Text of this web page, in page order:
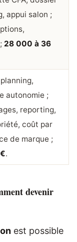
appui salon ;
28 000 à 36
autonomie ;
reporting,
coût par
de marque ;
.
devenir
est possible